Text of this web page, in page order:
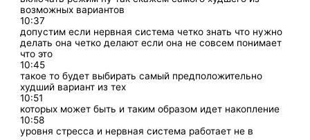
возможных вариантов
10:37
допустим если нервная система четко знать что нужно
делать она четко делают если она не совсем понимает
что это
10:45
такое то будет выбирать самый предположительно
худший вариант из тех
10:51
которых может быть и таким образом идет накопление
10:58
уровня стресса и нервная система работает не в